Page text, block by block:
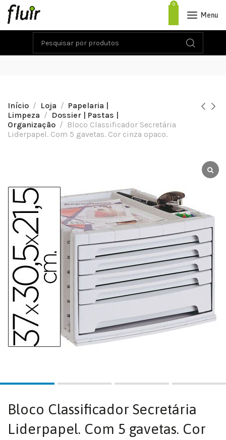
0
Menu
Início Loja
Papelaria |
Limpeza
Dossier | Pastas |
Organização
Bloco Classificador Secretária
Liderpapel. Com 5 gavetas. Cor cinza opaco.
Bloco Classificador Secretária
Liderpapel. Com 5 gavetas. Cor